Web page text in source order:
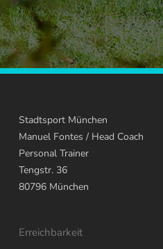
Stadtsport München
Manuel Fontes / Head Coach
Personal Trainer
Tengstr. 36
80796 München
Erreichbarkeit